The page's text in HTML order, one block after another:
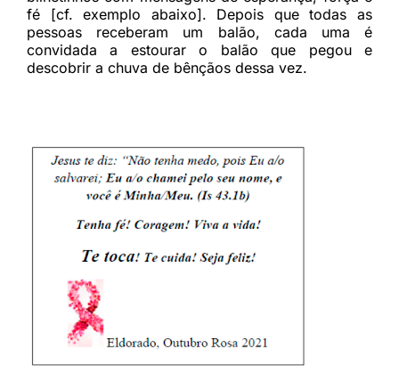
fé [cf. exemplo abaixo]. Depois que todas as
pessoas receberam um balão, cada uma é
convidada a estourar o balão que pegou e
descobrir a chuva de bênçãos dessa vez.